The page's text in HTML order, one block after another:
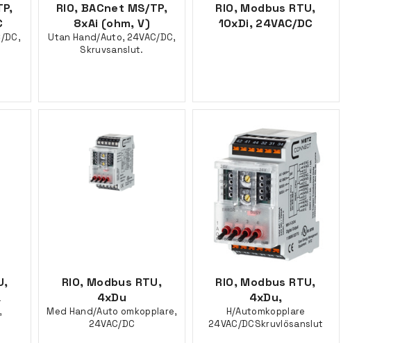
DC,
RIO, BACnet MS/TP,
8xAi (ohm, V)
Utan Hand/Auto, 24VAC/DC,
Skruvsanslut.
RIO, Modbus RTU,
10xDi, 24VAC/DC
RIO, Modbus RTU,
4xDu
Med Hand/Auto omkopplare,
24VAC/DC
RIO, Modbus RTU,
4xDu,
H/Automkopplare
24VAC/DCSkruvlösanslut